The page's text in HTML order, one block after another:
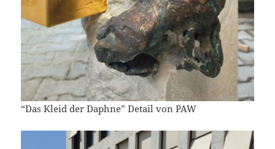
“Das Kleid der Daphne” Detail von PAW